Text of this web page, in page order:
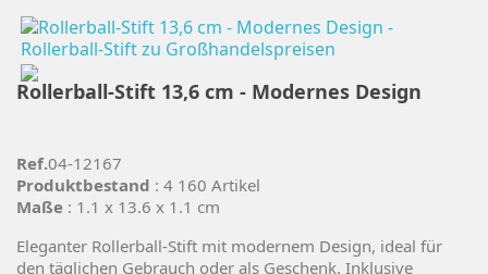
Rollerball-Stift 13,6 cm - Modernes Design
Ref.04-12167
Produktbestand : 4 160 Artikel
Maße : 1.1 x 13.6 x 1.1 cm
Eleganter Rollerball-Stift mit modernem Design, ideal für
den täglichen Gebrauch oder als Geschenk. Inklusive